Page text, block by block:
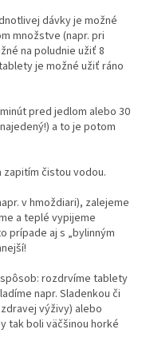
dávky je možné
množstve (napr. pri
na poludnie užiť 8
je možné užiť ráno
pred jedlom alebo 30
a to je potom
čistou vodou.
v hmoždiari), zalejeme
a teplé vypijeme
prípade aj s „bylinným
rozdrvíme tablety
napr. Sladenkou či
výživy) alebo
tak boli väčšinou horké